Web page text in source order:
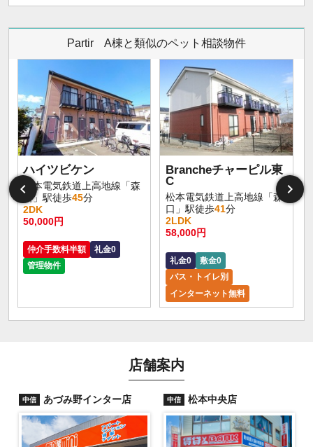
Partir A棟と類似のペット相談物件
ハイツビケン
松本電気鉄道上高地線「森
口」駅徒歩45分
2DK
50,000円
仲介手数料半額
礼金0
管理物件
Brancheチャーピル東
C
松本電気鉄道上高地線「森
口」駅徒歩41分
2LDK
58,000円
礼金0
敷金0
バス・トイレ別
インターネット無料
店舗案内
中信 あづみ野インター店 中信 松本中央店